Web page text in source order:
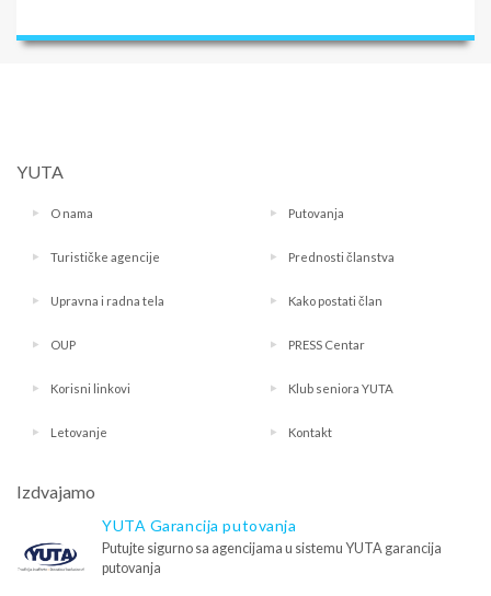
YUTA
O nama Putovanja
Turističke agencije Prednosti članstva
Upravna i radna tela Kako postati član
OUP PRESS Centar
Korisni linkovi Klub seniora YUTA
Letovanje Kontakt
Izdvajamo
YUTA Garancija putovanja
Putujte sigurno sa agencijama u sistemu YUTA garancija
putovanja